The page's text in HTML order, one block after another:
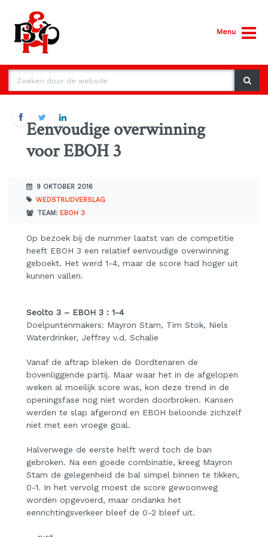
Menu
Eenvoudige overwinning
voor EBOH 3
9 OKTOBER 2016
WEDSTRIJDVERSLAG
TEAM: EBOH 3
Op bezoek bij de nummer laatst van de competitie
heeft EBOH 3 een relatief eenvoudige overwinning
geboekt. Het werd 1-4, maar de score had hoger uit
kunnen vallen.
Seolto 3 – EBOH 3 : 1-4
Doelpuntenmakers: Mayron Stam, Tim Stok, Niels
Waterdrinker, Jeffrey v.d. Schalie
Vanaf de aftrap bleken de Dordtenaren de
bovenliggende partij. Maar waar het in de afgelopen
weken al moeilijk score was, kon deze trend in de
openingsfase nog niet worden doorbroken. Kansen
werden te slap afgerond en EBOH beloonde zichzelf
niet met een vroege goal.
Halverwege de eerste helft werd toch de ban
gebroken. Na een goede combinatie, kreeg Mayron
Stam de gelegenheid de bal simpel binnen te tikken,
0-1. In het vervolg moest de score gewoonweg
worden opgevoerd, maar ondanks het
eenrichtingsverkeer bleef de 0-2 bleef uit.